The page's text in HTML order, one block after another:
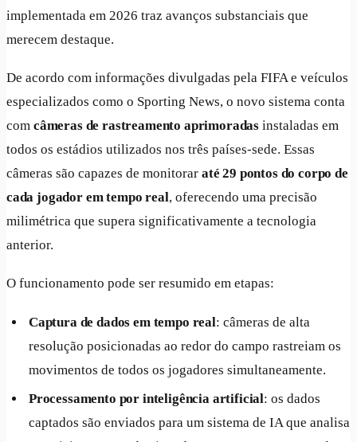
implementada em 2026 traz avanços substanciais que
merecem destaque.
De acordo com informações divulgadas pela FIFA e veículos
especializados como o Sporting News, o novo sistema conta
com câmeras de rastreamento aprimoradas instaladas em
todos os estádios utilizados nos três países-sede. Essas
câmeras são capazes de monitorar até 29 pontos do corpo de
cada jogador em tempo real, oferecendo uma precisão
milimétrica que supera significativamente a tecnologia
anterior.
O funcionamento pode ser resumido em etapas:
Captura de dados em tempo real: câmeras de alta
resolução posicionadas ao redor do campo rastreiam os
movimentos de todos os jogadores simultaneamente.
Processamento por inteligência artificial: os dados
captados são enviados para um sistema de IA que analisa